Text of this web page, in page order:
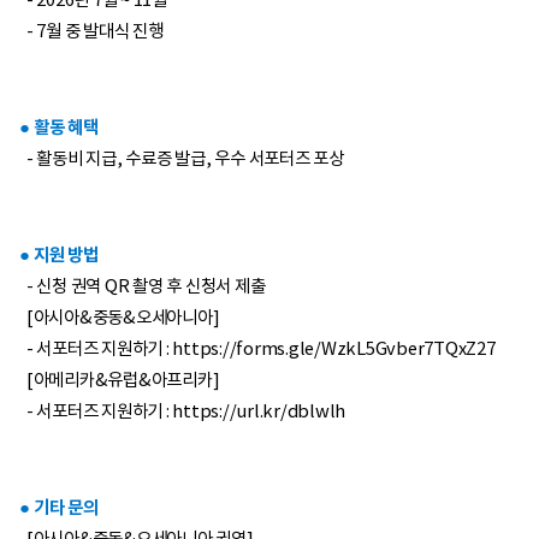
- 7월 중 발대식 진행
● 활동 혜택
- 활동비 지급, 수료증 발급, 우수 서포터즈 포상
● 지원 방법
- 신청 권역 QR 촬영 후 신청서 제출
[아시아&중동&오세아니아]
- 서포터즈 지원하기 : https://forms.gle/WzkL5Gvber7TQxZ27
[아메리카&유럽&아프리카]
- 서포터즈 지원하기 : https://url.kr/dblwlh
● 기타 문의